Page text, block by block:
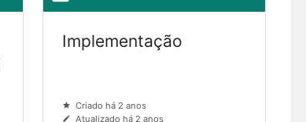
Implementação
Criado há 2 anos
Atualizado há 2 anos